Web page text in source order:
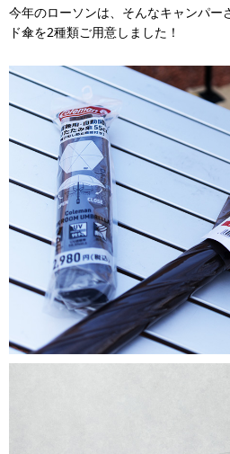
今年のローソンは、そんなキャンパー
ド傘を2種類ご用意しました！